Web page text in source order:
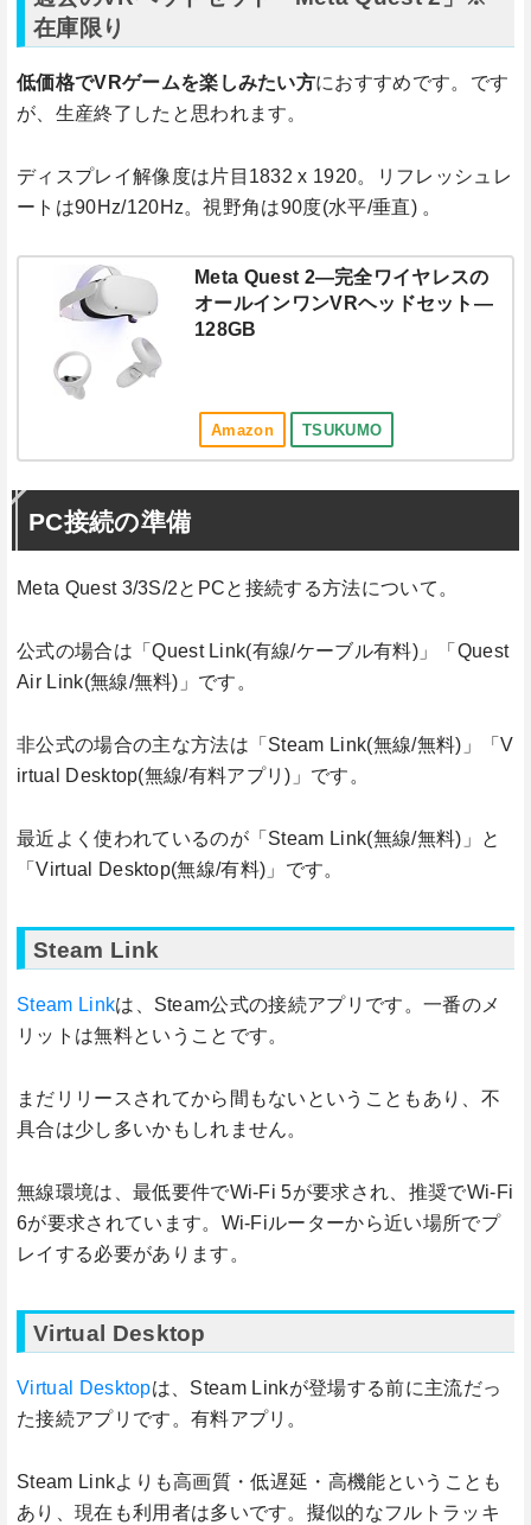
在庫限り
低価格でVRゲームを楽しみたい方におすすめです。です
が、生産終了したと思われます。
ディスプレイ解像度は片目1832 x 1920。リフレッシュレ
ートは90Hz/120Hz。視野角は90度(水平/垂直) 。
Meta Quest 2—完全ワイヤレスの
オールインワンVRヘッドセット—
128GB
Amazon TSUKUMO
PC接続の準備
Meta Quest 3/3S/2とPCと接続する方法について。
公式の場合は「Quest Link(有線/ケーブル有料)」「Quest
Air Link(無線/無料)」です。
非公式の場合の主な方法は「Steam Link(無線/無料)」「V
irtual Desktop(無線/有料アプリ)」です。
最近よく使われているのが「Steam Link(無線/無料)」と
「Virtual Desktop(無線/有料)」です。
Steam Link
Steam Linkは、Steam公式の接続アプリです。一番のメ
リットは無料ということです。
まだリリースされてから間もないということもあり、不
具合は少し多いかもしれません。
無線環境は、最低要件でWi-Fi 5が要求され、推奨でWi-Fi
6が要求されています。Wi-Fiルーターから近い場所でプ
レイする必要があります。
Virtual Desktop
Virtual Desktopは、Steam Linkが登場する前に主流だっ
た接続アプリです。有料アプリ。
Steam Linkよりも高画質・低遅延・高機能ということも
あり、現在も利用者は多いです。擬似的なフルトラッキ